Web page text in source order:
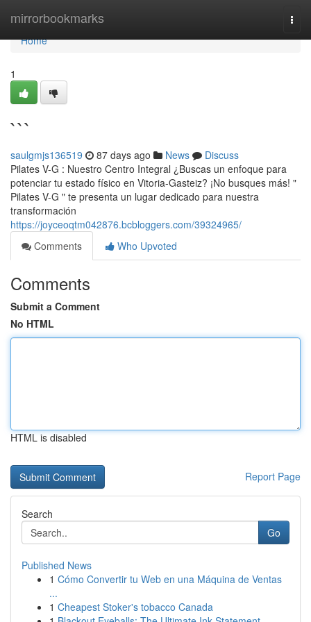
mirrorbookmarks
Home
Home
1
```
saulgmjs136519 87 days ago News
Discuss
Pilates V-G : Nuestro Centro Integral ¿Buscas un enfoque para
potenciar tu estado físico en Vitoria-Gasteiz? ¡No busques más! "
Pilates V-G " te presenta un lugar dedicado para nuestra
transformación
https://joyceoqtm042876.bcbloggers.com/39324965/
Comments
Who Upvoted
Comments
Submit a Comment
No HTML
HTML is disabled
Report Page
Search
Go
Published News
1 Cómo Convertir tu Web en una Máquina de Ventas
...
1 Cheapest Stoker's tobacco Canada